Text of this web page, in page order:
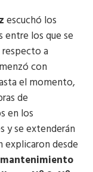
escuchó los
entre los que se
respecto a
con
el momento,
de
en los
y se extenderán
explicaron desde